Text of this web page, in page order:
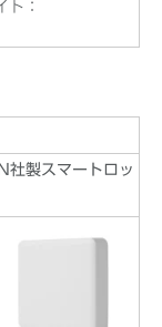
：
製スマートロッ